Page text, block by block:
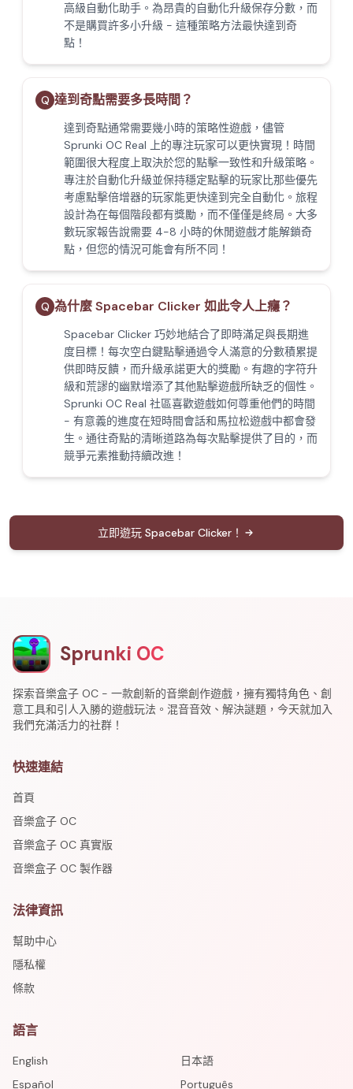
高級自動化助手。為昂貴的自動化升級保存分數，而
不是購買許多小升級 - 這種策略方法最快達到奇
點！
Q 達到奇點需要多長時間？
達到奇點通常需要幾小時的策略性遊戲，儘管
Sprunki OC Real 上的專注玩家可以更快實現！時間
範圍很大程度上取決於您的點擊一致性和升級策略。
專注於自動化升級並保持穩定點擊的玩家比那些優先
考慮點擊倍增器的玩家能更快達到完全自動化。旅程
設計為在每個階段都有獎勵，而不僅僅是終局。大多
數玩家報告說需要 4-8 小時的休閒遊戲才能解鎖奇
點，但您的情況可能會有所不同！
Q 為什麼 Spacebar Clicker 如此令人上癮？
Spacebar Clicker 巧妙地結合了即時滿足與長期進
度目標！每次空白鍵點擊通過令人滿意的分數積累提
供即時反饋，而升級承諾更大的獎勵。有趣的字符升
級和荒謬的幽默增添了其他點擊遊戲所缺乏的個性。
Sprunki OC Real 社區喜歡遊戲如何尊重他們的時間
- 有意義的進度在短時間會話和馬拉松遊戲中都會發
生。通往奇點的清晰道路為每次點擊提供了目的，而
競爭元素推動持續改進！
立即遊玩 Spacebar Clicker！
Sprunki OC
探索音樂盒子 OC - 一款創新的音樂創作遊戲，擁有獨特角色、創
意工具和引人入勝的遊戲玩法。混音音效、解決謎題，今天就加入
我們充滿活力的社群！
快速連結
首頁
音樂盒子 OC
音樂盒子 OC 真實版
音樂盒子 OC 製作器
法律資訊
幫助中心
隱私權
條款
語言
English
日本語
Español
Português